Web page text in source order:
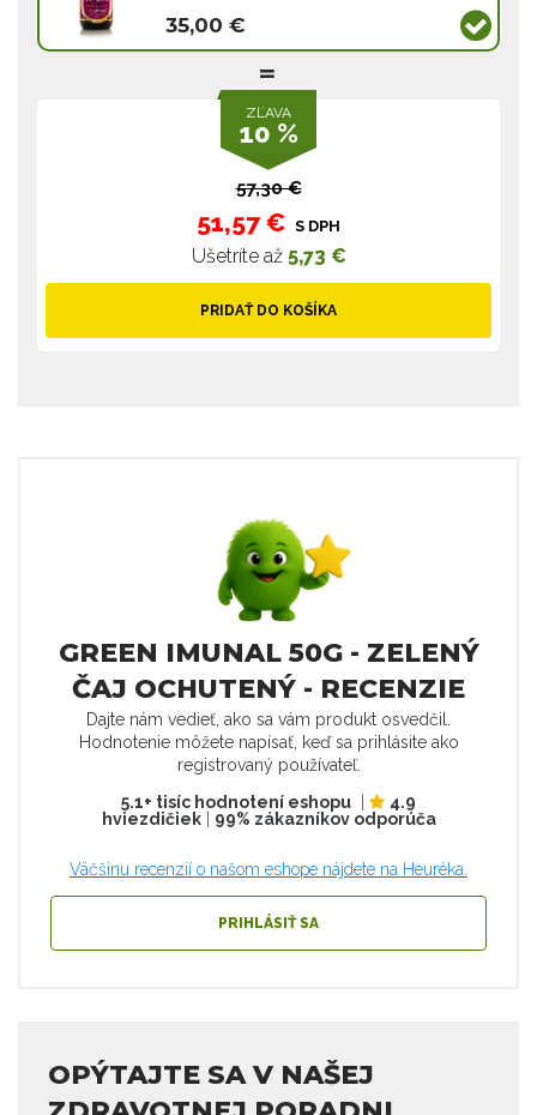
35,00 €
ZĽAVA
10 %
57,30 €
51,57 € S DPH
Ušetríte až 5,73 €
PRIDAŤ DO KOŠÍKA
GREEN IMUNAL 50G - ZELENÝ
ČAJ OCHUTENÝ - RECENZIE
Dajte nám vedieť, ako sa vám produkt osvedčil.
Hodnotenie môžete napísať, keď sa prihlásite ako
registrovaný používateľ.
5.1+ tisíc hodnotení eshopu
4.9
hviezdičiek| 99% zákazníkov odporúča
Väčšinu recenzií o našom eshope nájdete na Heuréka.
PRIHLÁSIŤ SA
OPÝTAJTE SA V NAŠEJ